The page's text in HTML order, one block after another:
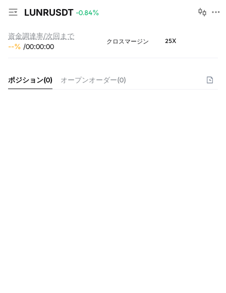
LUNRUSDT -0.84%
資金調達率/次回まで
--% /00:00:00
クロスマージン 25X
ポジション(0) オープンオーダー(0)